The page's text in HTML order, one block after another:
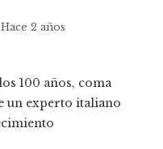
Hace 2 años